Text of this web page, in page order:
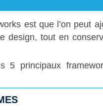
est que l’on peut
design, tout en
5 principaux